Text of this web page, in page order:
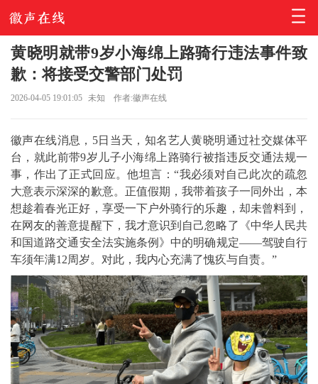
黄晓明就带9岁小海绵上路骑行违法事件致
歉：将接受交警部门处罚
2026-04-05 19:01:05 未知 作者:徽声在线
徽声在线消息，5日当天，知名艺人黄晓明通过社交媒体平
台，就此前带9岁儿子小海绵上路骑行被指违反交通法规一
事，作出了正式回应。他坦言：“我必须对自己此次的疏忽
大意表示深深的歉意。正值假期，我带着孩子一同外出，本
想趁着春光正好，享受一下户外骑行的乐趣，却未曾料到，
在网友的善意提醒下，我才意识到自己忽略了《中华人民共
和国道路交通安全法实施条例》中的明确规定——驾驶自行
车须年满12周岁。对此，我内心充满了愧疚与自责。 ”